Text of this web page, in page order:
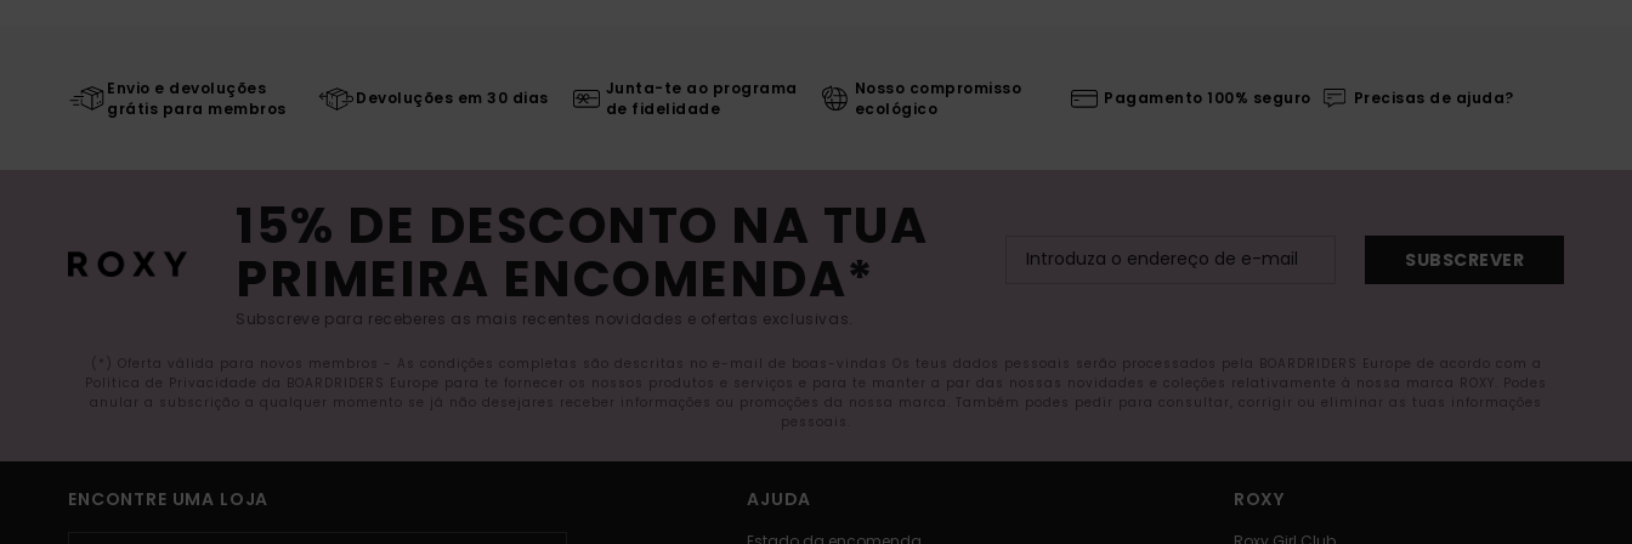
Envio e devoluções
grátis para membros
Devoluções em 30 dias
Junta-te ao programa
de fidelidade
Nosso compromisso
ecológico
Pagamento 100% seguro Precisas de ajuda?
15% DE DESCONTO NA TUA
PRIMEIRA ENCOMENDA*
Subscreve para receberes as mais recentes novidades e ofertas exclusivas.
SUBSCREVER
(*) Oferta válida para novos membros - As condições completas são descritas no e-mail de boas-vindas Os teus dados pessoais serão processados pela BOARDRIDERS Europe de acordo com a
Política de Privacidade da BOARDRIDERS Europe para te fornecer os nossos produtos e serviços e para te manter a par das nossas novidades e coleções relativamente à nossa marca ROXY. Podes
anular a subscrição a qualquer momento se já não desejares receber informações ou promoções da nossa marca. Também podes pedir para consultar, corrigir ou eliminar as tuas informações
pessoais.
ENCONTRE UMA LOJA AJUDA ROXY